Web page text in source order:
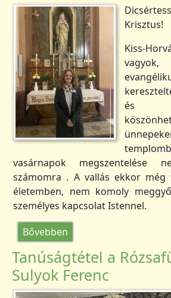
Krisztus!
Kiss-
vagyok,
és
vasárnapok megszentelése
számomra . A vallás ekkor
életemben, nem komoly
személyes kapcsolat Istennel.
Bővebben
Tanúságtétel a
Sulyok Ferenc